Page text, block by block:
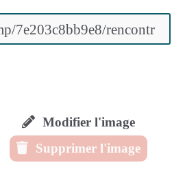
Modifier l'image
Supprimer l'image